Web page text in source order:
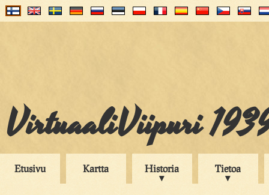
VirtuaaliViipuri
Etusivu Kartta Historia Tietoa